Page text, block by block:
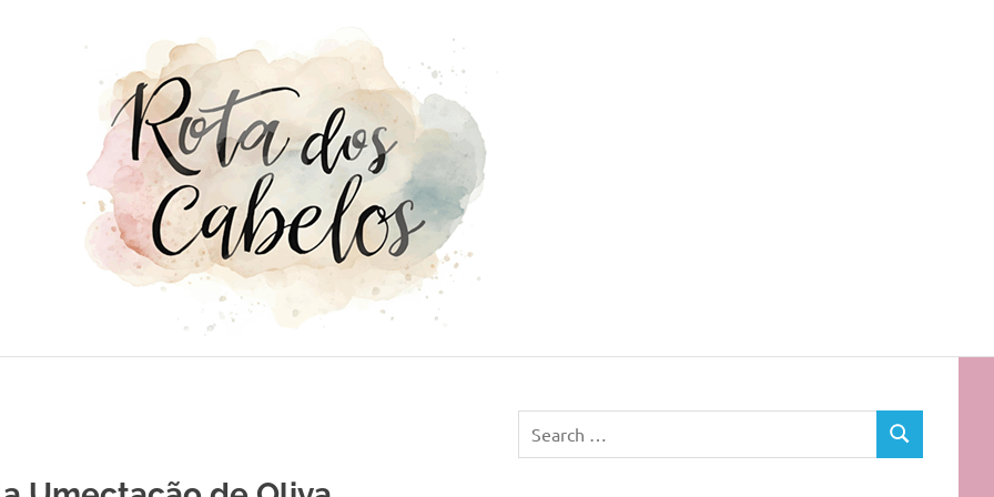
for:
SEARCH